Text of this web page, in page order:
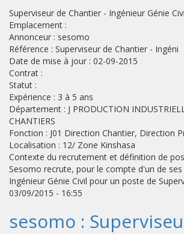
Superviseur de Chantier - Ingénieur Génie
Emplacement :
Annonceur : sesomo
Référence : Superviseur de Chantier - Ingéni
Date de mise à jour : 02-09-2015
Contrat :
Statut :
Expérience : 3 à 5 ans
Département : J PRODUCTION
CHANTIERS
Fonction : J01 Direction Chantier, Direction
Localisation : 12/ Zone Kinshasa
Contexte du recrutement et définition de
Sesomo recrute, pour le compte d'un de ses
Ingénieur Génie Civil pour un poste de
03/09/2015 - 16:55
sesomo :